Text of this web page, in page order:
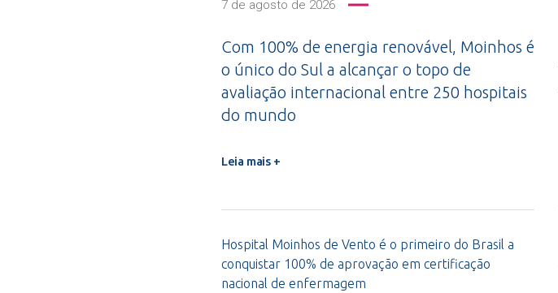
7 de agosto de 2026
Com 100% de energia renovável, Moinhos é
o único do Sul a alcançar o topo de
avaliação internacional entre 250 hospitais
do mundo
Leia mais +
Hospital Moinhos de Vento é o primeiro do Brasil a
conquistar 100% de aprovação em certificação
nacional de enfermagem